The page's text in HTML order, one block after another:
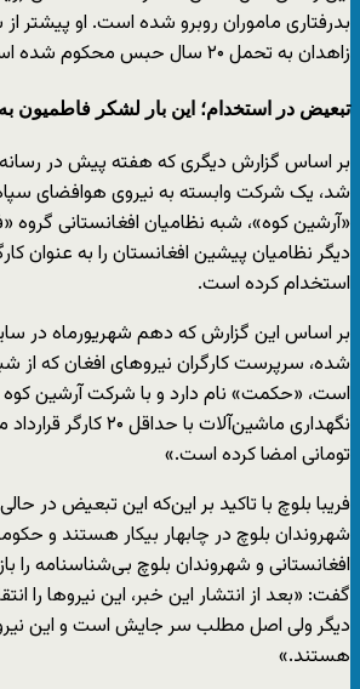
بدرفتاری ماموران روبرو شده است. او پیشتر
زاهدان به تحمل ۲۰ سال حبس محکوم شده است.
تبعیض در استخدام؛ این بار لشکر فاطمیون
بر اساس گزارش دیگری که هفته پیش در
شد، یک شرکت وابسته به نیروی هوافضای سپاه
«آرشین کوه»، شبه نظامیان افغانستانی
دیگر نظامیان پیشین افغانستان را به عنوان
استخدام کرده است.
بر اساس این گزارش که دهم شهریورماه در
شده، سرپرست کارگران نیروهای افغان که از
است، «حکمت» نام دارد و با شرکت آرشین کوه
نگهداری ماشین‌آلات با
تومانی امضا کرده است.»
فریبا بلوچ با تاکید بر این‌که این تبعیض در
شهروندان بلوچ در چابهار بیکار هستند و
افغانستانی و شهروندان بلوچ بی‌شناسنامه را
گفت: «بعد از انتشار این خبر، این نیروها را
دیگر ولی اصل مطلب سر جایش است و این
هستند.»